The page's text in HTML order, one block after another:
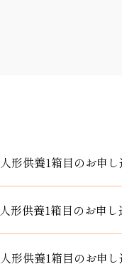
人形供養1箱目のお申
人形供養1箱目のお申
人形供養1箱目のお申